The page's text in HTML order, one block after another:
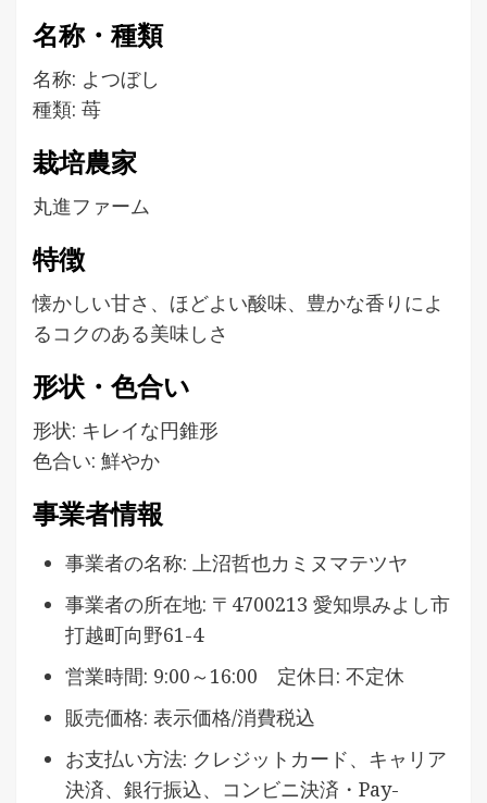
名称・種類
名称: よつぼし
種類: 苺
栽培農家
丸進ファーム
特徴
懐かしい甘さ、ほどよい酸味、豊かな香りによ
るコクのある美味しさ
形状・色合い
形状: キレイな円錐形
色合い: 鮮やか
事業者情報
事業者の名称: 上沼哲也カミヌマテツヤ
事業者の所在地: 〒4700213 愛知県みよし市
打越町向野61-4
営業時間: 9:00～16:00 定休日: 不定休
販売価格: 表示価格/消費税込
お支払い方法: クレジットカード、キャリア
決済、銀行振込、コンビニ決済・Pay-